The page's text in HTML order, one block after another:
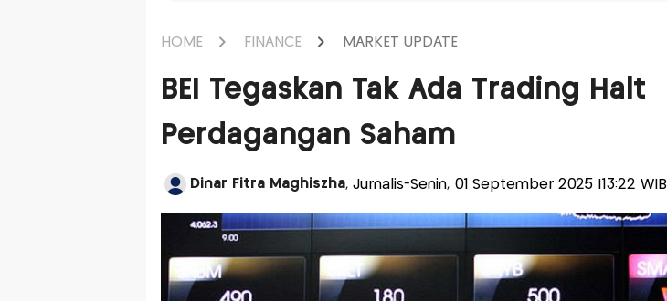
HOME FINANCE MARKET UPDATE
BEI Tegaskan Tak Ada Trading Halt
Perdagangan Saham
Dinar Fitra Maghiszha, Jurnalis-Senin, 01 September 2025 |13:22 WIB